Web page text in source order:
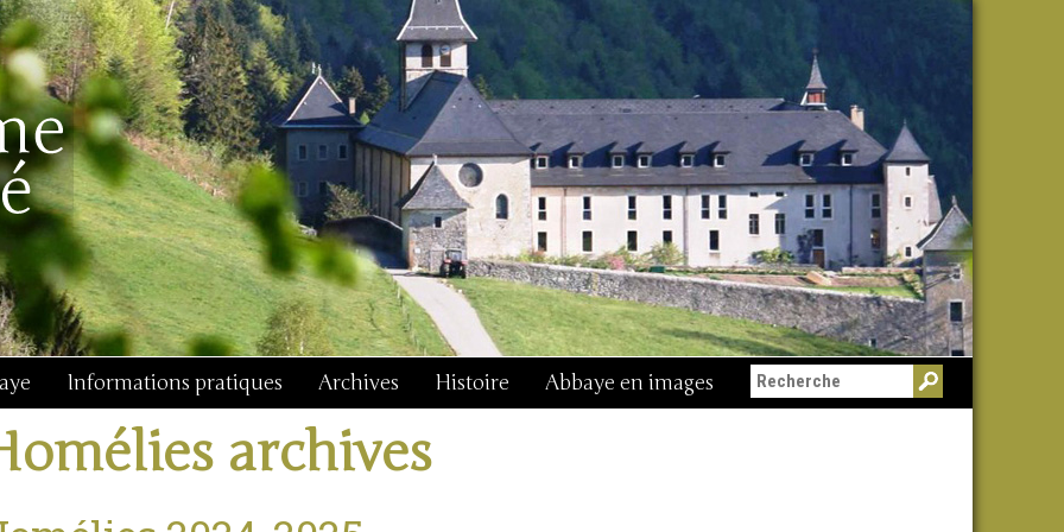
Informations pratiques Archives Histoire Abbaye en images Messe du 15 août
archives